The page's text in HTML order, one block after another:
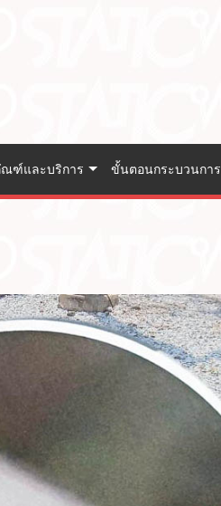
ฑ์และบริการ ขั้นตอนกระบวนการ